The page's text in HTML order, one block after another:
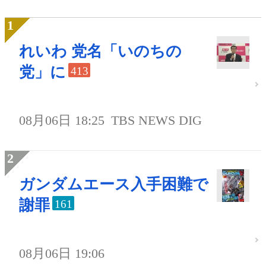
れいわ 党名「いのちの
党」に 413
08月06日 18:25 TBS NEWS DIG
ガンダムエース入手困難で
謝罪 161
08月06日 19:06